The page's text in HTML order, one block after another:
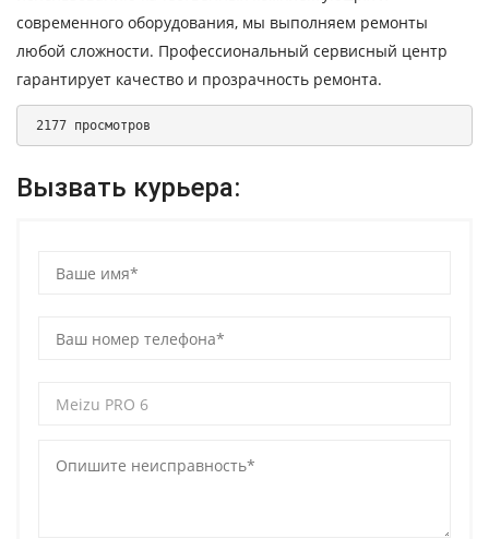
современного оборудования, мы выполняем ремонты
любой сложности. Профессиональный сервисный центр
гарантирует качество и прозрачность ремонта.
2177 просмотров
Вызвать курьера: